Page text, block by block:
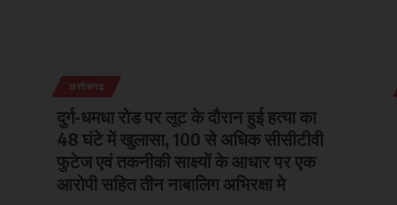
छत्तीसगढ़
दुर्ग-धमधा रोड पर लूट के दौरान हुई हत्या का
48 घंटे में खुलासा, 100 से अधिक सीसीटीवी
फुटेज एवं तकनीकी साक्ष्यों के आधार पर एक
आरोपी सहित तीन नाबालिग अभिरक्षा मे